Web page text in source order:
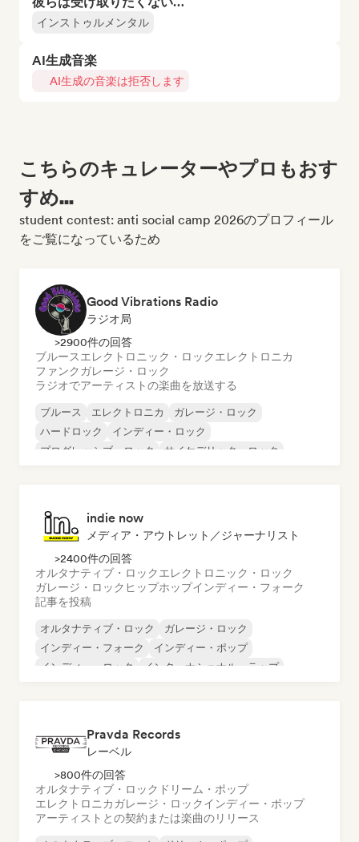
インストゥルメンタル
AI生成音楽
AI生成の音楽は拒否します
こちらのキュレーターやプロもおす
すめ...
student contest: anti social camp 2026のプロフィール
をご覧になっているため
Good Vibrations Radio
ラジオ局
>2900件の回答
ブルースエレクトロニック・ロックエレクトロニカ
ファンクガレージ・ロック
ラジオでアーティストの楽曲を放送する
ブルース エレクトロニカ
ガレージ・ロック
ハードロック
インディー・ロック
プログレッシブ・ロック
サイケデリック・ロック
indie now
メディア・アウトレット／ジャーナリスト
>2400件の回答
オルタナティブ・ロックエレクトロニック・ロック
ガレージ・ロック ヒップホップインディー・フォーク
記事を投稿
オルタナティブ・ロック
ガレージ・ロック
インディー・フォーク
インディー・ポップ
インディー・ロック
インターナショナル・ラップ
Pravda Records
レーベル
>800件の回答
オルタナティブ・ロック ドリーム・ポップ
エレクトロニカガレージ・ロックインディー・ポップ
アーティストとの契約または楽曲のリリース